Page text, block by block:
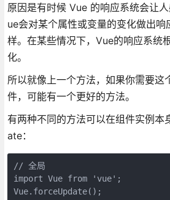
原因是有时候 Vue 的响应系统会让
ue会对某个属性或变量的变化做出
样。在某些情况下，Vue的响应系统
化。
所以就像上一个方法，如果你需要这
件，可能有一个更好的方法。
有两种不同的方法可以在组件实例
ate：
// 全局
import Vue from 'vue';
Vue.forceUpdate();